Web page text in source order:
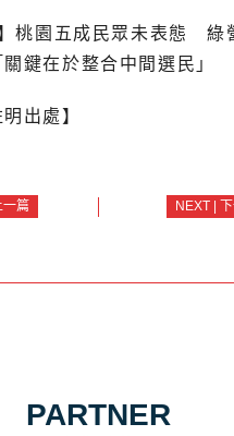
桃園五成民眾未表態 綠
鍵在於整合中間選民」
出處】
一篇 NEXT |
PARTNER